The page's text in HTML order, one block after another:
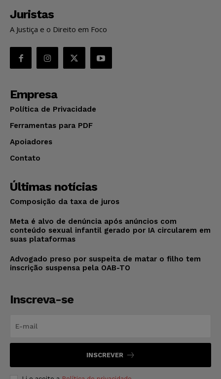
Juristas
A Justiça e o Direito em Foco
Empresa
Política de Privacidade
Ferramentas para PDF
Apoiadores
Contato
Últimas notícias
Composição da taxa de juros
Meta é alvo de denúncia após anúncios com
conteúdo sexual infantil gerado por IA circularem em
suas plataformas
Advogado preso por suspeita de matar o filho tem
inscrição suspensa pela OAB-TO
Inscreva-se
INSCREVER